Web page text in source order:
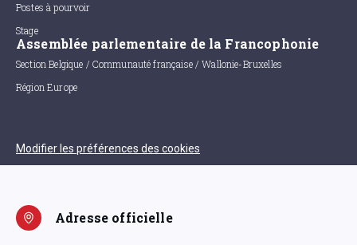
Postes à pourvoir
Stage
Assemblée parlementaire de la Francophonie
Section Belgique / Communauté française / Wallonie-Bruxelles
Région Europe
Modifier les préférences des cookies
Adresse officielle